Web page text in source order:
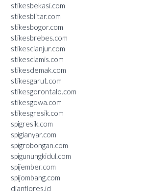
stikesbekasi.com
stikesblitar.com
stikesbogor.com
stikesbrebes.com
stikescianjur.com
stikesciamis.com
stikesdemak.com
stikesgarut.com
stikesgorontalo.com
stikesgowa.com
stikesgresik.com
spigresik.com
spigianyar.com
spigrobongan.com
spigunungkidul.com
spijember.com
spijombang.com
dianflores.id